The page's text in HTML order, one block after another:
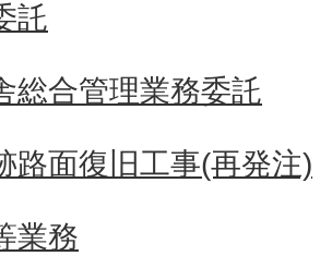
託
総合管理業務委託
路面復旧工事(再発注)
業務